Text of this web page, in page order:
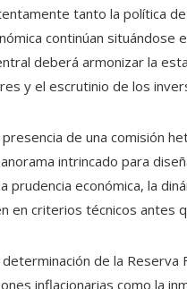
tanto la política
continúan situándose
deberá armonizar la
y el escrutinio de los
de una comisión
intrincado para
prudencia económica, la
en criterios técnicos antes
de la
inflacionarias como la